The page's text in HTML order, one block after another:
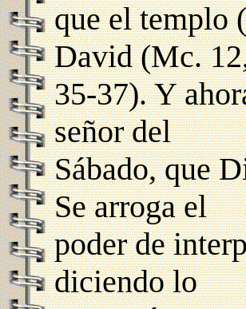
que el templo
David (Mc.
35-37). Y
señor del
Sábado, que
Se arroga el
poder de
diciendo lo